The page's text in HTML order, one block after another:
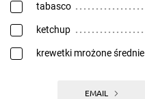
tabasco
ketchup
krewetki mrożone średnie
EMAIL